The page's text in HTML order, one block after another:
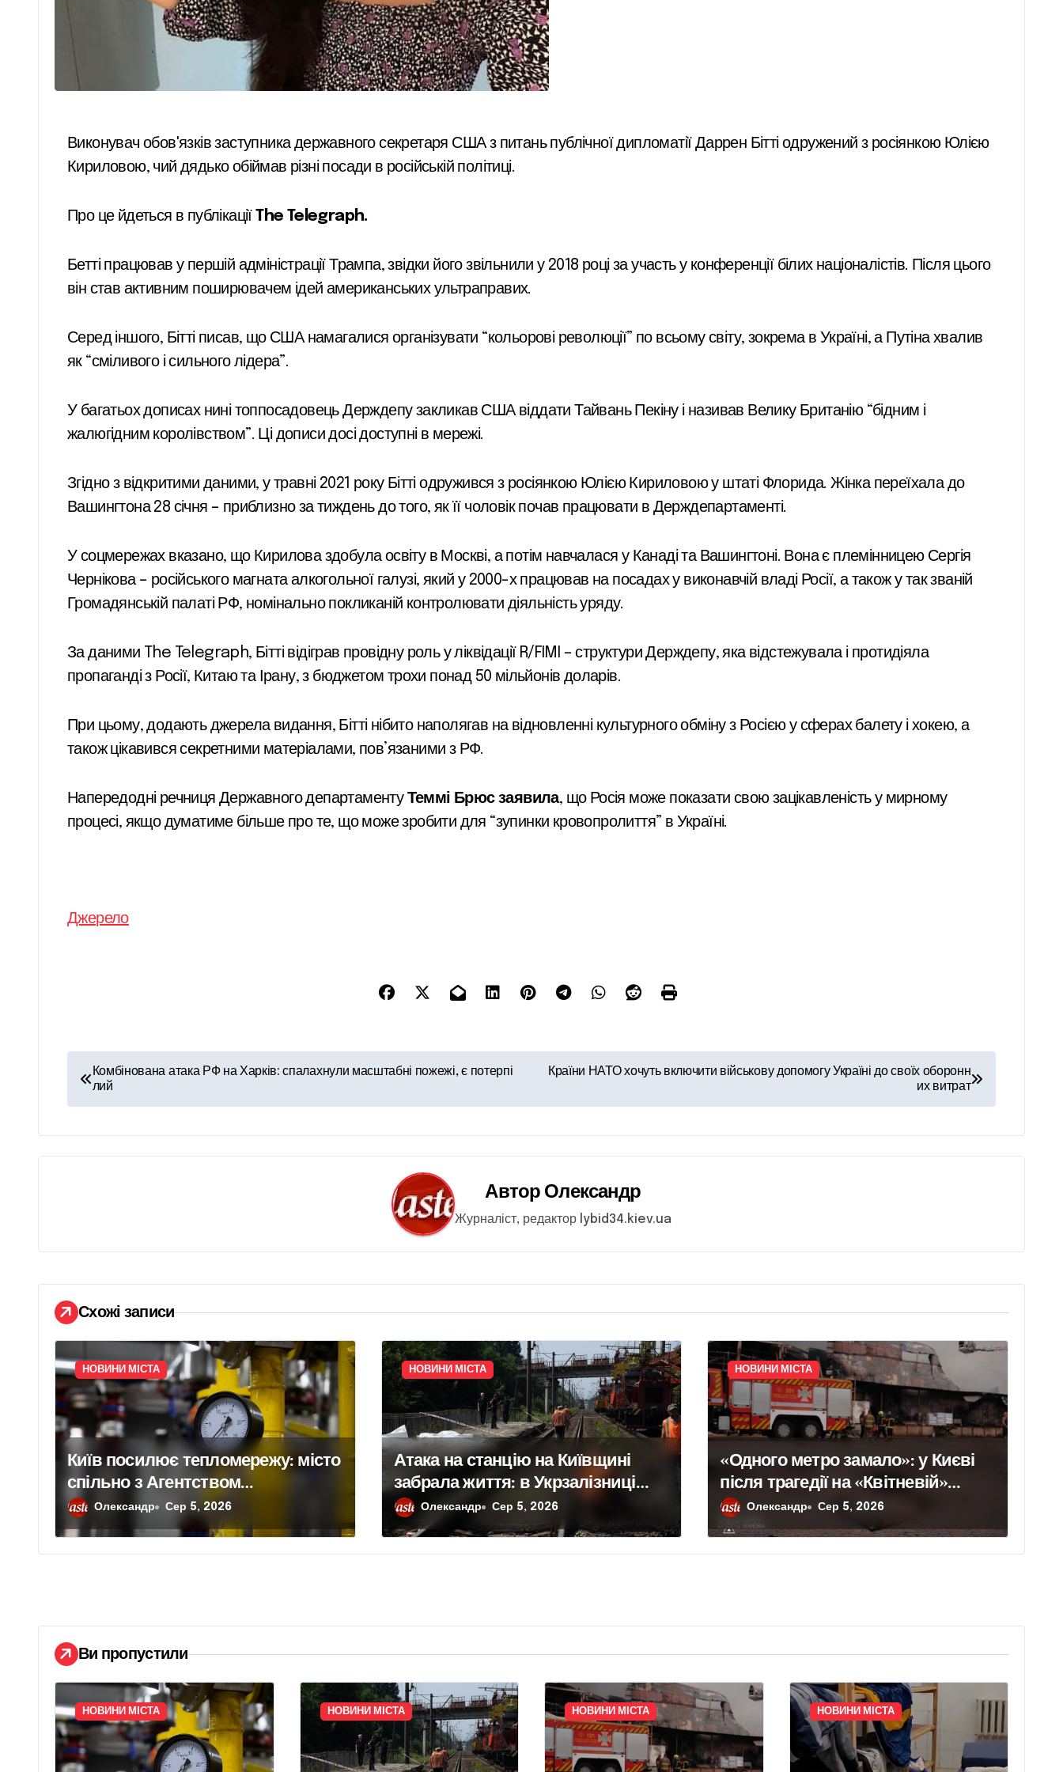
Виконувач обовʼязків заступника державного секретаря США з питань публічної дипломатії Даррен Бітті одружений з росіянкою Юлією
Кириловою, чий дядько обіймав різні посади в російській політиці.
Про це йдеться в публікаціїThe Telegraph.
Бетті працював у першій адміністрації Трампа, звідки його звільнили у 2018 році за участь у конференції білих націоналістів. Після цього
він став активним поширювачем ідей американських ультраправих.
Серед іншого, Бітті писав, що США намагалися організувати “кольорові революції” по всьому світу, зокрема в Україні, а Путіна хвалив
як “сміливого і сильного лідера”.
У багатьох дописах нині топпосадовець Держдепу закликав США віддати Тайвань Пекіну і називав Велику Британію “бідним і
жалюгідним королівством”. Ці дописи досі доступні в мережі.
Згідно з відкритими даними, у травні 2021 року Бітті одружився з росіянкою Юлією Кириловою у штаті Флорида. Жінка переїхала до
Вашингтона 28 січня – приблизно за тиждень до того, як її чоловік почав працювати в Держдепартаменті.
У соцмережах вказано, що Кирилова здобула освіту в Москві, а потім навчалася у Канаді та Вашингтоні. Вона є племінницею Сергія
Чернікова – російського магната алкогольної галузі, який у 2000-х працював на посадах у виконавчій владі Росії, а також у так званій
Громадянській палаті РФ, номінально покликаній контролювати діяльність уряду.
За даними The Telegraph, Бітті відіграв провідну роль у ліквідації R/FIMI – структури Держдепу, яка відстежувала і протидіяла
пропаганді з Росії, Китаю та Ірану, з бюджетом трохи понад 50 мільйонів доларів.
При цьому, додають джерела видання, Бітті нібито наполягав на відновленні культурного обміну з Росією у сферах балету і хокею, а
також цікавився секретними матеріалами, пов’язаними з РФ.
Напередодні речниця Державного департаментуТеммі Брюс заявила, що Росія може показати свою зацікавленість у мирному
процесі, якщо думатиме більше про те, що може зробити для “зупинки кровопролиття” в Україні.
Джерело
а
в
і
ц
і
я
з
а
п
и
с
і
в
Комбінована атака РФ на Харків: спалахнули масштабні пожежі, є потерпі
лий
Країни НАТО хочуть включити військову допомогу Україні до своїх оборонн
их витрат
Автор Олександр
Журналіст, редактор lybid34.kiev.ua
Схожі записи
НОВИНИ МІСТА
Київ посилює тепломережу: місто
спільно з Агентством
відновлення законтрактували
резервні потужності понад 1,5 ГВт
Олександр Сер 5, 2026
НОВИНИ МІСТА
Атака на станцію на Київщині
забрала життя: в Укрзалізниці
розповіли, чому потяги не
зупиняють рух під час ударів
Олександр Сер 5, 2026
НОВИНИ МІСТА
«Одного метро замало»: у Києві
після трагедії на «Квітневій»
вимагають додаткових бетонних
укриттів
Олександр Сер 5, 2026
Ви пропустили
НОВИНИ МІСТА НОВИНИ МІСТА НОВИНИ МІСТА НОВИНИ МІСТА